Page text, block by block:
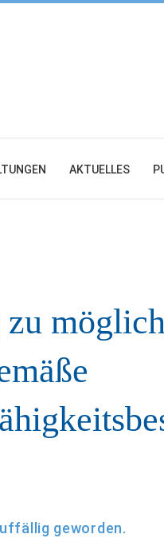
AKTUELLES
zu
geworden.